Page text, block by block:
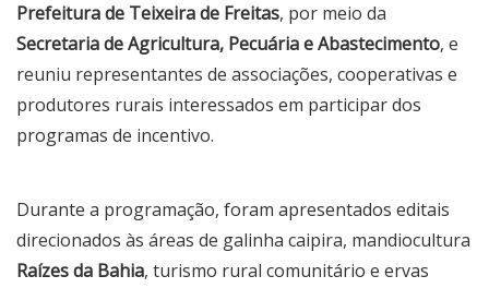
Prefeitura de Teixeira de Freitas, por meio da
Secretaria de Agricultura, Pecuária e Abastecimento, e
reuniu representantes de associações, cooperativas e
produtores rurais interessados em participar dos
programas de incentivo.
Durante a programação, foram apresentados editais
direcionados às áreas de galinha caipira, mandiocultura
Raízes da Bahia, turismo rural comunitário e ervas